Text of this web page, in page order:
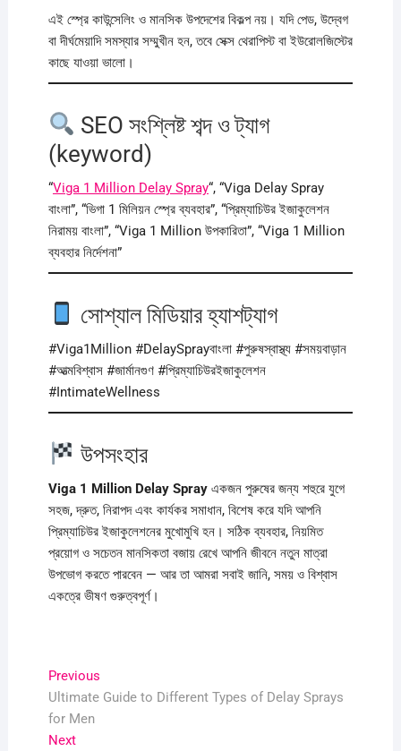
এই স্প্রে কাউন্সেলিং ও মানসিক উপদেশের বিকল্প নয়। যদি পেড, উদ্বেগ
বা দীর্ঘমেয়াদি সমস্যার সম্মুখীন হন, তবে সেক্স থেরাপিস্ট বা ইউরোলজিস্টের
কাছে যাওয়া ভালো।
SEO সংশ্লিষ্ট শব্দ ও ট্যাগ
(keyword)
“Viga 1 Million Delay Spray“, “Viga Delay Spray
বাংলা”, “ভিগা 1 মিলিয়ন স্প্রে ব্যবহার”, “প্রিম্যাচিউর ইজাকুলেশন
নিরাময় বাংলা”, “Viga 1 Million উপকারিতা”, “Viga 1 Million
ব্যবহার নির্দেশনা”
সোশ্যাল মিডিয়ার হ্যাশট্যাগ
#Viga1Million #DelaySprayবাংলা #পুরুষস্বাস্থ্য #সময়বাড়ান
#আত্মবিশ্বাস #জার্মানগুণ #প্রিম্যাচিউরইজাকুলেশন
#IntimateWellness
উপসংহার
Viga 1 Million Delay Sprayএকজন পুরুষের জন্য শহুরে যুগে
সহজ, দ্রুত, নিরাপদ এবং কার্যকর সমাধান, বিশেষ করে যদি আপনি
প্রিম্যাচিউর ইজাকুলেশনের মুখোমুখি হন। সঠিক ব্যবহার, নিয়মিত
প্রয়োগ ও সচেতন মানসিকতা বজায় রেখে আপনি জীবনে নতুন মাত্রা
উপভোগ করতে পারবেন — আর তা আমরা সবাই জানি, সময় ও বিশ্বাস
একত্রে ভীষণ গুরুত্বপূর্ণ।
Post
navigation
PreviousPrevious
post:
Ultimate Guide to Different Types of Delay Sprays
for Men
NextNext